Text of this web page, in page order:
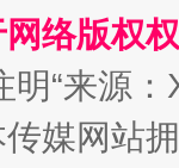
大球赛在茂县开幕
络版权
明“来源
传媒网站